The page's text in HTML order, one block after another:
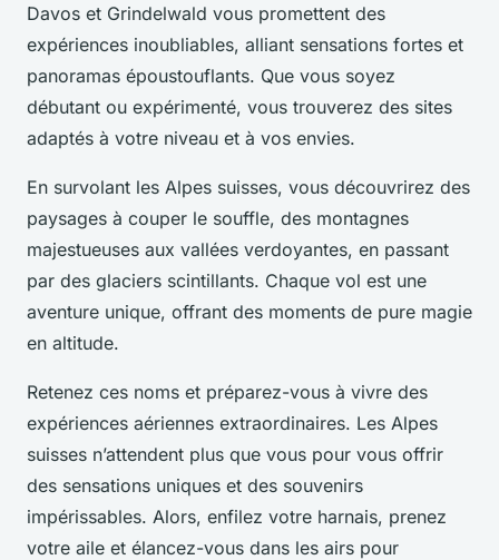
Davos et Grindelwald vous promettent des
expériences inoubliables, alliant sensations fortes et
panoramas époustouflants. Que vous soyez
débutant ou expérimenté, vous trouverez des sites
adaptés à votre niveau et à vos envies.
En survolant les Alpes suisses, vous découvrirez des
paysages à couper le souffle, des montagnes
majestueuses aux vallées verdoyantes, en passant
par des glaciers scintillants. Chaque vol est une
aventure unique, offrant des moments de pure magie
en altitude.
Retenez ces noms et préparez-vous à vivre des
expériences aériennes extraordinaires. Les Alpes
suisses n’attendent plus que vous pour vous offrir
des sensations uniques et des souvenirs
impérissables. Alors, enfilez votre harnais, prenez
votre aile et élancez-vous dans les airs pour